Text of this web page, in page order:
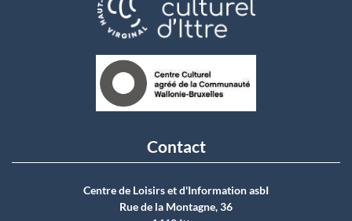
Contact
Centre de Loisirs et d'Information asbI
Rue de la Montagne, 36